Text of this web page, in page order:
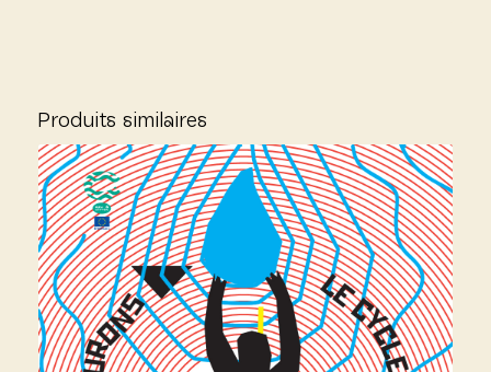
Produits similaires